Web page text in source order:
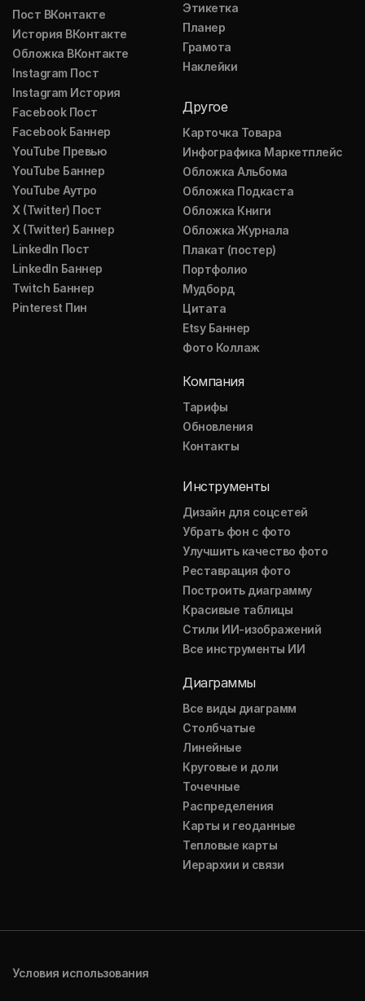
Пост ВКонтакте
История ВКонтакте
Обложка ВКонтакте
Instagram Пост
Instagram История
Facebook Пост
Facebook Баннер
YouTube Превью
YouTube Баннер
YouTube Аутро
X (Twitter) Пост
X (Twitter) Баннер
LinkedIn Пост
LinkedIn Баннер
Twitch Баннер
Pinterest Пин
Этикетка
Планер
Грамота
Наклейки
Другое
Карточка Товара
Инфографика Маркетплейс
Обложка Альбома
Обложка Подкаста
Обложка Книги
Обложка Журнала
Плакат (постер)
Портфолио
Мудборд
Цитата
Etsy Баннер
Фото Коллаж
Компания
Тарифы
Обновления
Контакты
Инструменты
Дизайн для соцсетей
Убрать фон с фото
Улучшить качество фото
Реставрация фото
Построить диаграмму
Красивые таблицы
Стили ИИ-изображений
Все инструменты ИИ
Диаграммы
Все виды диаграмм
Столбчатые
Линейные
Круговые и доли
Точечные
Распределения
Карты и геоданные
Тепловые карты
Иерархии и связи
Условия использования